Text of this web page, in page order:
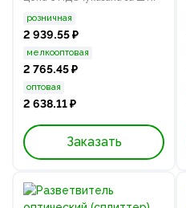
розничная
2 939.55 ₽
мелкооптовая
2 765.45 ₽
оптовая
2 638.11 ₽
Заказать